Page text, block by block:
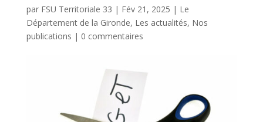
par FSU Territoriale 33 | Fév 21, 2025 | Le
Département de la Gironde, Les actualités, Nos
publications | 0 commentaires